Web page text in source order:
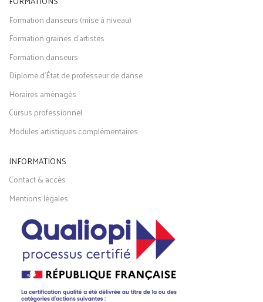
Formation danseurs (mise à niveau)
Formation graines d'artistes
Formation danseurs
Diplome d'État de professeur de danse
Horaires aménagés
Cursus professionnel
Modules artistiques complémentaires
INFORMATIONS
Contact & accès
Mentions légales